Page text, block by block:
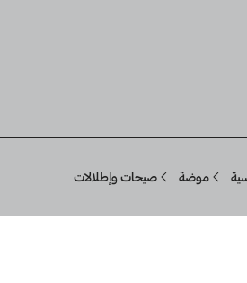
موضة صيحات وإطلالات